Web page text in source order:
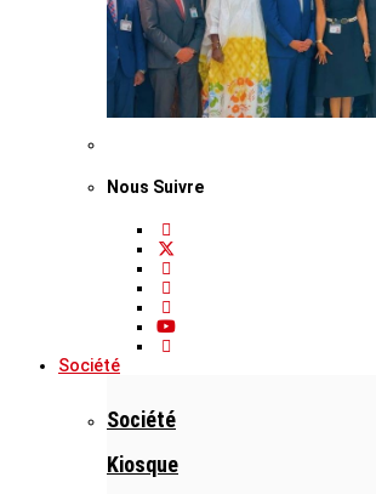
Nous Suivre
Société
Société
Kiosque